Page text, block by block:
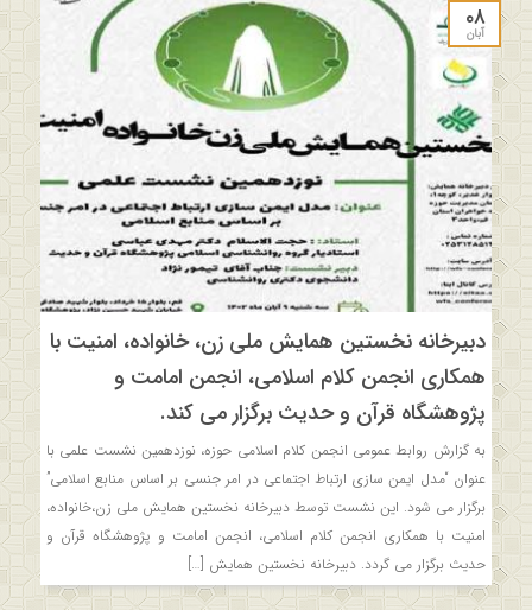
۰۸
آبان
دبیرخانه نخستین همایش ملی زن، خانواده، امنیت با
همکاری انجمن کلام اسلامی، انجمن امامت و
پژوهشگاه قرآن و حدیث برگزار می کند.
به گزارش روابط عمومی انجمن کلام اسلامی حوزه، نوزدهمین نشست علمی با
عنوان “مدل ایمن سازی ارتباط اجتماعی در امر جنسی بر اساس منابع اسلامی”
برگزار می شود. این نشست توسط دبیرخانه نخستین همایش ملی زن،خانواده،
امنیت با همکاری انجمن کلام اسلامی، انجمن امامت و پژوهشگاه قرآن و
حدیث برگزار می گردد. دبیرخانه نخستین همایش […]